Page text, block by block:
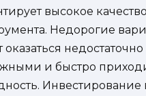
высокое качество
Недорогие
оказаться недостаточно
и быстро